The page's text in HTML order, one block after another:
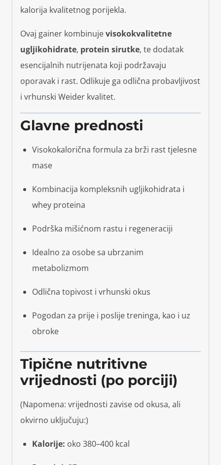
kalorija kvalitetnog porijekla.
Ovaj gainer kombinujevisokokvalitetne
ugljikohidrate, protein sirutke, te dodatak
esencijalnih nutrijenata koji podržavaju
oporavak i rast. Odlikuje ga odlična probavljivost
i vrhunski Weider kvalitet.
Glavne prednosti
Visokokalorična formula za brži rast tjelesne
mase
Kombinacija kompleksnih ugljikohidrata i
whey proteina
Podrška mišićnom rastu i regeneraciji
Idealno za osobe sa ubrzanim
metabolizmom
Odlična topivost i vrhunski okus
Pogodan za prije i poslije treninga, kao i uz
obroke
Tipične nutritivne
vrijednosti (po porciji)
(Napomena: vrijednosti zavise od okusa, ali
okvirno uključuju:)
Kalorije: oko 380–400 kcal